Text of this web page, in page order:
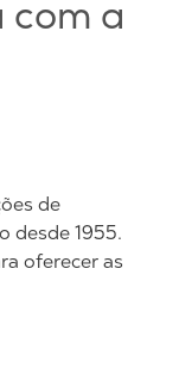
com a
de
desde 1955.
oferecer as